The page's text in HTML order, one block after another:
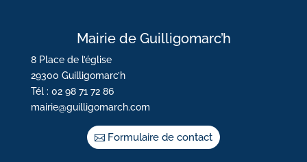
Mairie de Guilligomarc’h
8 Place de l’église
29300 Guilligomarc’h
Tél : 02 98 71 72 86
mairie@guilligomarch.com
Formulaire de contact